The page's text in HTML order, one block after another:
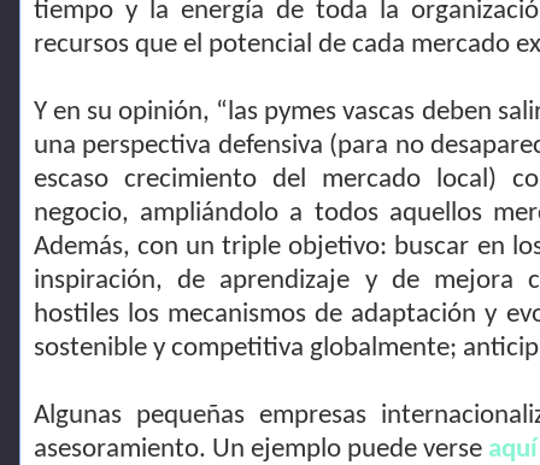
tiempo y la energía de toda la
recursos que el potencial de cada mercado
Y en su opinión, “las pymes vascas deben
una perspectiva defensiva (para no
escaso crecimiento del mercado local)
negocio, ampliándolo a todos aquellos
Además, con un triple objetivo: buscar en
inspiración, de aprendizaje y de mejora
hostiles los mecanismos de adaptación y
sostenible y competitiva globalmente;
Algunas pequeñas empresas
asesoramiento. Un ejemplo puede verse aquí